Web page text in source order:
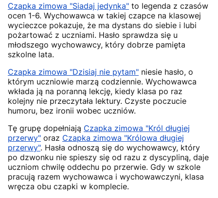
Czapka zimowa "Siadaj jedynka" to legenda z czasów
ocen 1-6. Wychowawca w takiej czapce na klasowej
wycieczce pokazuje, że ma dystans do siebie i lubi
pożartować z uczniami. Hasło sprawdza się u
młodszego wychowawcy, który dobrze pamięta
szkolne lata.
Czapka zimowa "Dzisiaj nie pytam" niesie hasło, o
którym uczniowie marzą codziennie. Wychowawca
wkłada ją na poranną lekcję, kiedy klasa po raz
kolejny nie przeczytała lektury. Czyste poczucie
humoru, bez ironii wobec uczniów.
Tę grupę dopełniają Czapka zimowa "Król długiej
przerwy" oraz Czapka zimowa "Królowa długiej
przerwy". Hasła odnoszą się do wychowawcy, który
po dzwonku nie spieszy się od razu z dyscypliną, daje
uczniom chwilę oddechu po przerwie. Gdy w szkole
pracują razem wychowawca i wychowawczyni, klasa
wręcza obu czapki w komplecie.